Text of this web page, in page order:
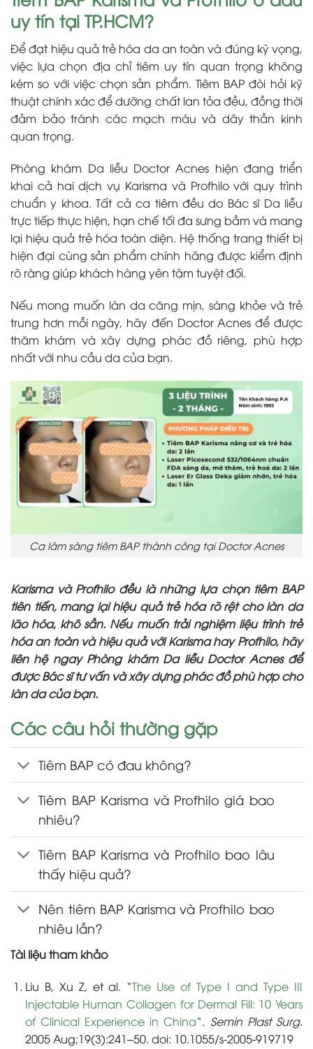
uy tín tại TP.HCM?
Để đạt hiệu quả trẻ hóa da an toàn và đúng kỳ vọng,
việc lựa chọn địa chỉ tiêm uy tín quan trọng không
kém so với việc chọn sản phẩm. Tiêm BAP đòi hỏi kỹ
thuật chính xác để dưỡng chất lan tỏa đều, đồng thời
đảm bảo tránh các mạch máu và dây thần kinh
quan trọng.
Phòng khám Da liễu Doctor Acnes hiện đang triển
khai cả hai dịch vụ Karisma và Profhilo với quy trình
chuẩn y khoa. Tất cả ca tiêm đều do Bác sĩ Da liễu
trực tiếp thực hiện, hạn chế tối đa sưng bầm và mang
lại hiệu quả trẻ hóa toàn diện. Hệ thống trang thiết bị
hiện đại cùng sản phẩm chính hãng được kiểm định
rõ ràng giúp khách hàng yên tâm tuyệt đối.
Nếu mong muốn làn da căng mịn, sáng khỏe và trẻ
trung hơn mỗi ngày, hãy đến Doctor Acnes để được
thăm khám và xây dựng phác đồ riêng, phù hợp
nhất với nhu cầu da của bạn.
Ca lâm sàng tiêm BAP thành công tại Doctor Acnes
Karisma và Profhilo đều là những lựa chọn tiêm BAP
tiên tiến, mang lại hiệu quả trẻ hóa rõ rệt cho làn da
lão hóa, khô sần. Nếu muốn trải nghiệm liệu trình trẻ
hóa an toàn và hiệu quả với Karisma hay Profhilo, hãy
liên hệ ngay Phòng khám Da liễu Doctor Acnes để
được Bác sĩ tư vấn và xây dựng phác đồ phù hợp cho
làn da của bạn.
Các câu hỏi thường gặp
Tiêm BAP có đau không?
Tiêm BAP Karisma và Profhilo giá bao
nhiêu?
Tiêm BAP Karisma và Profhilo bao lâu
thấy hiệu quả?
Nên tiêm BAP Karisma và Profhilo bao
nhiêu lần?
Tài liệu tham khảo
Liu B, Xu Z, et al. “The Use of Type I and Type III
Injectable Human Collagen for Dermal Fill: 10 Years
of Clinical Experience in China“. Semin Plast Surg.
2005 Aug;19(3):241–50. doi: 10.1055/s-2005-919719